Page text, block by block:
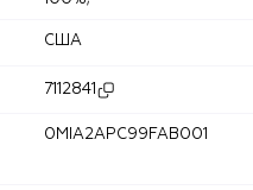
США
7112841
0MIA2APC99FAB001